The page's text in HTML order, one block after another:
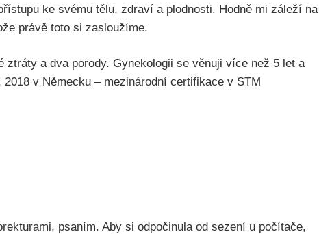
ke svému tělu, zdraví a plodnosti. Hodně mi záleží na
právě toto si zasloužíme.
a dva porody. Gynekologii se věnuji více než 5 let a
v Německu – mezinárodní certifikace v STM
psaním. Aby si odpočinula od sezení u počítače,